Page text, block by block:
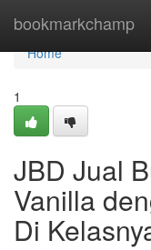
bookmarkchamp
Home
Home
1
JBD Jual
Vanilla
Di